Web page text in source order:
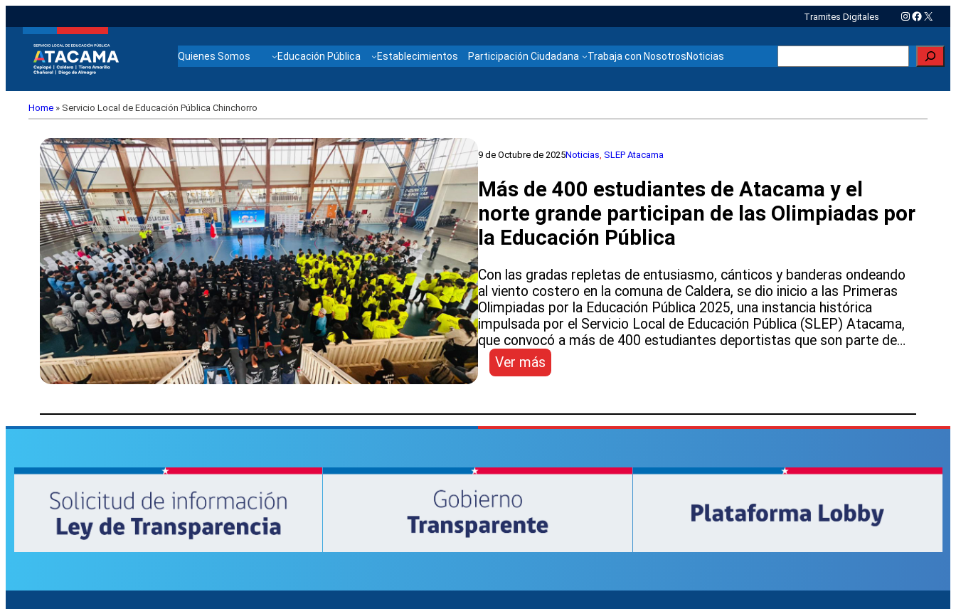
Tramites Digitales Instagram
X
Quienes Somos Educación Pública Establecimientos Participación Ciudadana Trabaja con NosotrosNoticias
Home » Servicio Local de Educación Pública Chinchorro
9 de Octubre de 2025Noticias SLEP Atacama
Más de 400 estudiantes de Atacama y el
norte grande participan de las Olimpiadas por
la Educación Pública
Con las gradas repletas de entusiasmo, cánticos y banderas ondeando
al viento costero en la comuna de Caldera, se dio inicio a las Primeras
Olimpiadas por la Educación Pública 2025, una instancia histórica
impulsada por el Servicio Local de Educación Pública (SLEP) Atacama,
que convocó a más de 400 estudiantes deportistas que son parte de…
Ver más
Más
400
estudiantes
y
grande
Olimpiadas